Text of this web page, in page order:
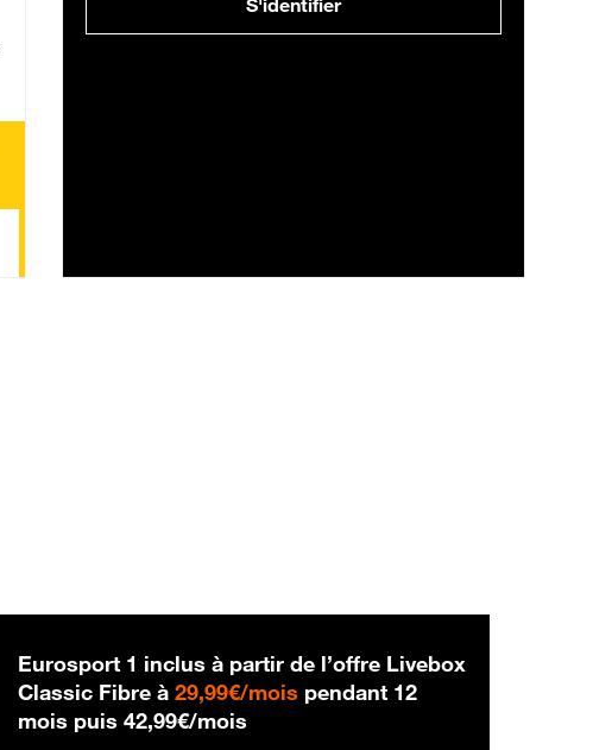
Eurosport 1 inclus à partir de l’offre Livebox
Classic Fibre à29,99€/mois 29,99 € par mois
pendant 12
mois puis42,99€/mois